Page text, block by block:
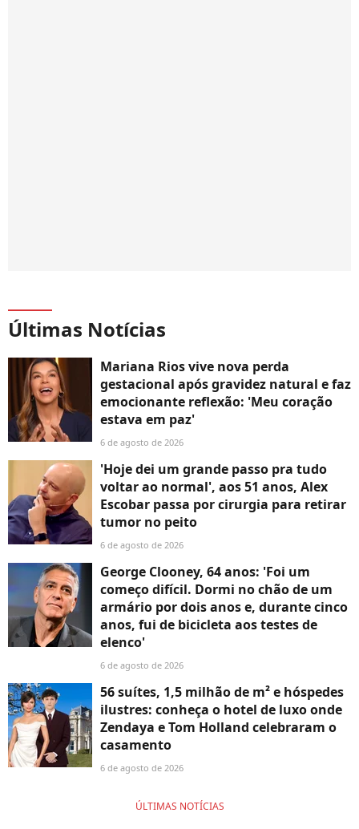
Últimas Notícias
Mariana Rios vive nova perda
gestacional após gravidez natural e faz
emocionante reflexão: 'Meu coração
estava em paz'
6 de agosto de 2026
'Hoje dei um grande passo pra tudo
voltar ao normal', aos 51 anos, Alex
Escobar passa por cirurgia para retirar
tumor no peito
6 de agosto de 2026
George Clooney, 64 anos: 'Foi um
começo difícil. Dormi no chão de um
armário por dois anos e, durante cinco
anos, fui de bicicleta aos testes de
elenco'
6 de agosto de 2026
56 suítes, 1,5 milhão de m² e hóspedes
ilustres: conheça o hotel de luxo onde
Zendaya e Tom Holland celebraram o
casamento
6 de agosto de 2026
ÚLTIMAS NOTÍCIAS